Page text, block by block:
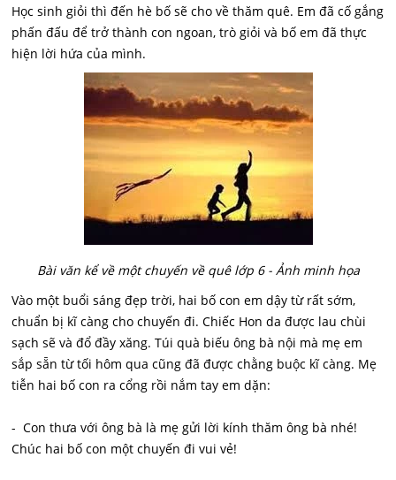
Học sinh giỏi thì đến hè bố sẽ cho về thăm quê. Em đã cố gắng
phấn đấu để trở thành con ngoan, trò giỏi và bố em đã thực
hiện lời hứa của mình.
Bài văn kể về một chuyến về quê lớp 6 - Ảnh minh họa
Vào một buổi sáng đẹp trời, hai bố con em dậy từ rất sớm,
chuẩn bị kĩ càng cho chuyến đi. Chiếc Hon da được lau chùi
sạch sẽ và đổ đầy xăng. Túi quà biếu ông bà nội mà mẹ em
sắp sẵn từ tối hôm qua cũng đã được chằng buộc kĩ càng. Mẹ
tiễn hai bố con ra cổng rồi nắm tay em dặn:
- Con thưa với ông bà là mẹ gửi lời kính thăm ông bà nhé!
Chúc hai bố con một chuyến đi vui vẻ!